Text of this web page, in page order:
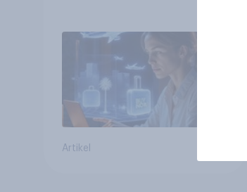
Tools bei der
Reiseplanung bereits
genutzt werden
Artikel